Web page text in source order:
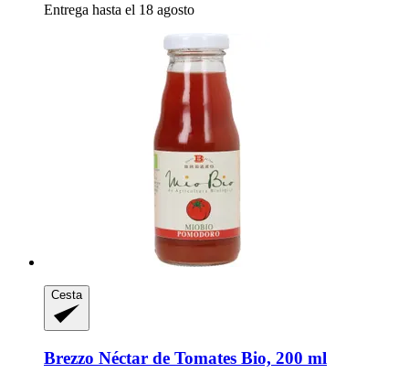
Entrega hasta el 18 agosto
Cesta
Brezzo Néctar de Tomates Bio, 200 ml